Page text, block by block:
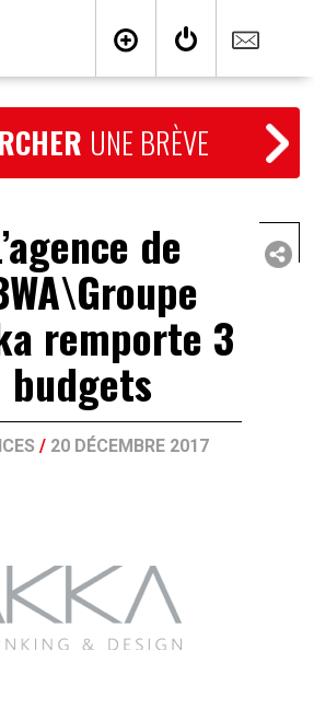
UNE BRÈVE
de
remporte 3
budgets
/ 20 DÉCEMBRE 2017